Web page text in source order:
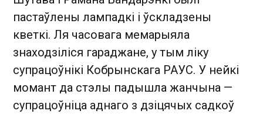
пастаўлены лампадкі і ўскладзены
кветкі. Ля часовага мемарыяла
знаходзіліся гараджане, у тым ліку
супрацоўнікі Кобрынскага РАУС. У нейкі
момант да стэлы падышла жанчына —
супрацоўніца аднаго з дзіцячых садкоў